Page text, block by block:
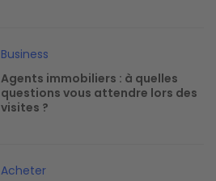
Business
Agents immobiliers : à quelles
questions vous attendre lors des
visites ?
Acheter